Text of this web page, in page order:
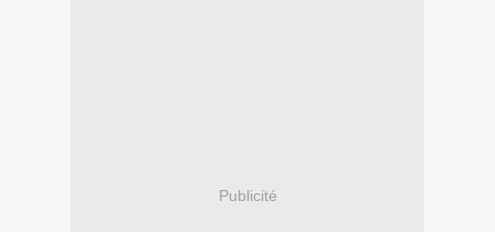
Publicité